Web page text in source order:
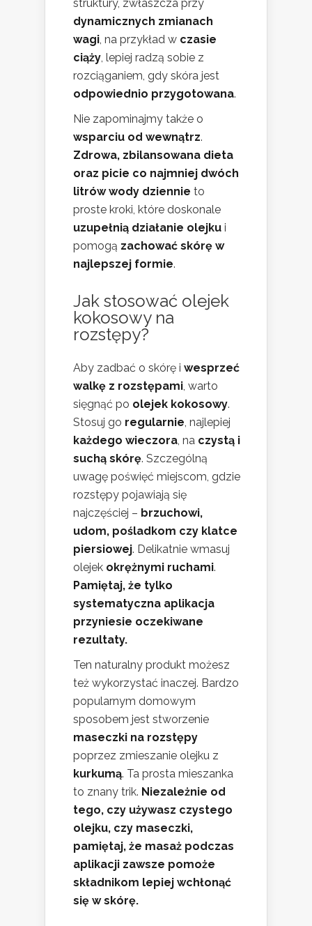
struktury, zwłaszcza przy
dynamicznych zmianach
wagi, na przykład w czasie
ciąży, lepiej radzą sobie z
rozciąganiem, gdy skóra jest
odpowiednio przygotowana.
Nie zapominajmy także o
wsparciu od wewnątrz.
Zdrowa, zbilansowana dieta
oraz picie co najmniej dwóch
litrów wody dziennie to
proste kroki, które doskonale
uzupełnią działanie olejku i
pomogą zachować skórę w
najlepszej formie.
Jak stosować olejek
kokosowy na
rozstępy?
Aby zadbać o skórę i wesprzeć
walkę z rozstępami, warto
sięgnąć po olejek kokosowy.
Stosuj go regularnie, najlepiej
każdego wieczora, na czystą i
suchą skórę. Szczególną
uwagę poświęć miejscom, gdzie
rozstępy pojawiają się
najczęściej – brzuchowi,
udom, pośladkom czy klatce
piersiowej. Delikatnie wmasuj
olejek okrężnymi ruchami.
Pamiętaj, że tylko
systematyczna aplikacja
przyniesie oczekiwane
rezultaty.
Ten naturalny produkt możesz
też wykorzystać inaczej. Bardzo
popularnym domowym
sposobem jest stworzenie
maseczki na rozstępy
poprzez zmieszanie olejku z
kurkumą. Ta prosta mieszanka
to znany trik. Niezależnie od
tego, czy używasz czystego
olejku, czy maseczki,
pamiętaj, że masaż podczas
aplikacji zawsze pomoże
składnikom lepiej wchłonąć
się w skórę.